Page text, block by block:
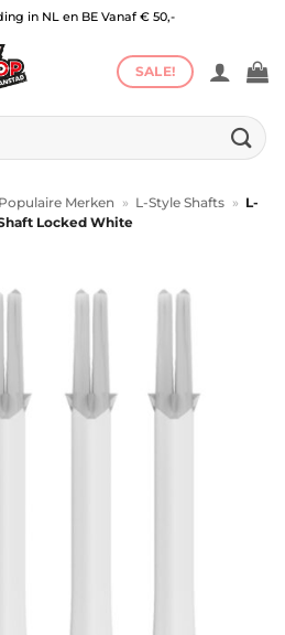
in NL en BE Vanaf € 50,-
SALE!
Populaire Merken » L-Style Shafts » L-
Locked White